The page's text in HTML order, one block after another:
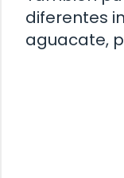
diferentes
aguacate,